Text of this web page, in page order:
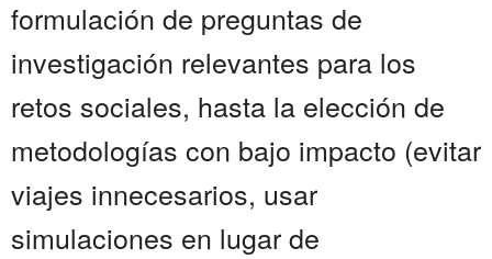
formulación de preguntas de
investigación relevantes para los
retos sociales, hasta la elección de
metodologías con bajo impacto (evitar
viajes innecesarios, usar
simulaciones en lugar de